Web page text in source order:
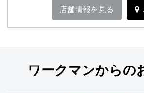
店舗情報を見る
ワークマンからの